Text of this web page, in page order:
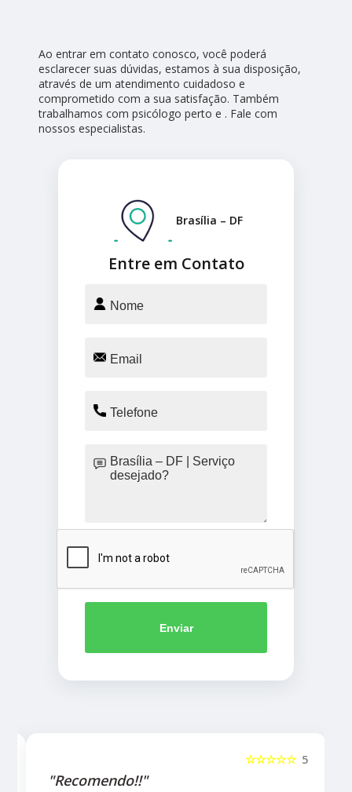
Ao entrar em contato conosco, você poderá
esclarecer suas dúvidas, estamos à sua disposição,
através de um atendimento cuidadoso e
comprometido com a sua satisfação. Também
trabalhamos com psicólogo perto e . Fale com
nossos especialistas.
Entre em Contato
Brasília – DF
Enviar
5
☆☆☆☆☆
"Recomendo!!"